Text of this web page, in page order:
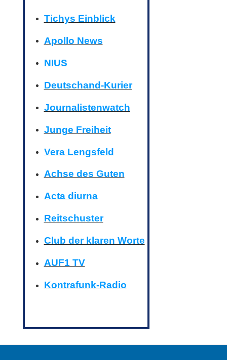
Tichys Einblick
Apollo News
NIUS
Deutschand-Kurier
Journalistenwatch
Junge Freiheit
Vera Lengsfeld
Achse des Guten
Acta diurna
Reitschuster
Club der klaren Worte
AUF1 TV
Kontrafunk-Radio